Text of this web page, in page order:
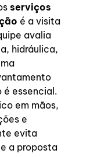
serviços
é a visita
avalia
hidráulica,
essencial.
em mãos,
e
evita
a proposta